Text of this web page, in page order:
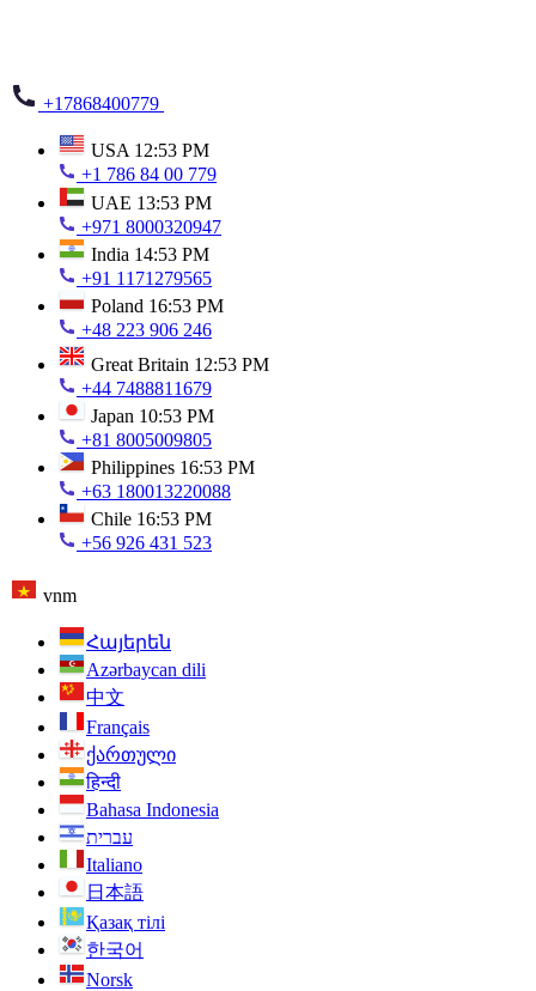
+17868400779
USA 12:53 PM
+1 786 84 00 779
UAE 13:53 PM
+971 8000320947
India 14:53 PM
+91 1171279565
Poland 16:53 PM
+48 223 906 246
Great Britain 12:53 PM
+44 7488811679
Japan 10:53 PM
+81 8005009805
Philippines 16:53 PM
+63 180013220088
Chile 16:53 PM
+56 926 431 523
vnm
Հայերեն
Azərbaycan dili
中文
Français
ქართული
हिन्दी
Bahasa Indonesia
עברית
Italiano
日本語
Қазақ тілі
한국어
Norsk